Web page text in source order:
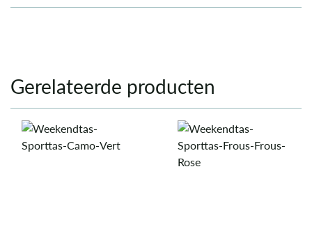
Gerelateerde producten